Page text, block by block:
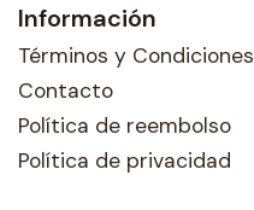
Información
Términos y Condiciones
Contacto
Política de reembolso
Política de privacidad